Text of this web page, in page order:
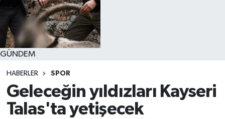
GÜNDEM
HABERLER SPOR
Geleceğin yıldızları Kayseri
Talas'ta yetişecek
DÜNYA
SPOR
MAGAZİN
YAŞAM
Trafik Durumu
Süper Lig Puan Durumu ve Fikstür
Tüm Manşetler
Son Dakika Haberleri
Haber Arşivi